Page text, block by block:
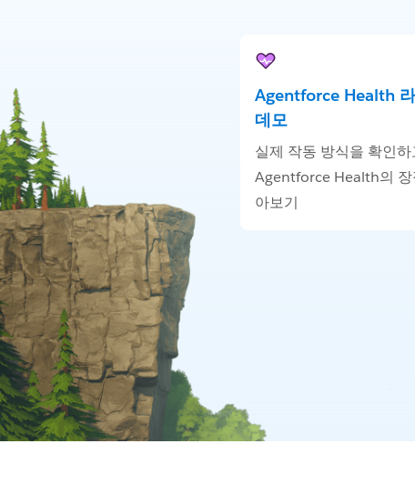
Agentforce Health
데모
실제 작동 방식을 확인하
Agentforce Health의 장
아보기